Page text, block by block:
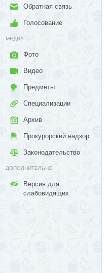
Обратная связь
Голосование
МЕДИА
Фото
Видео
Предметы
Специализации
Архив
Прокурорский надзор
Законодательство
ДОПОЛНИТЕЛЬНО
Версия для
слабовидящих